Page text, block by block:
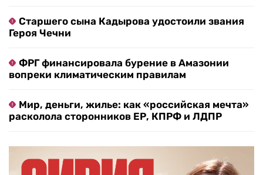
Старшего сына Кадырова удостоили звания
Героя Чечни
ФРГ финансировала бурение в Амазонии
вопреки климатическим правилам
Мир, деньги, жилье: как «российская мечта»
расколола сторонников ЕР, КПРФ и ЛДПР